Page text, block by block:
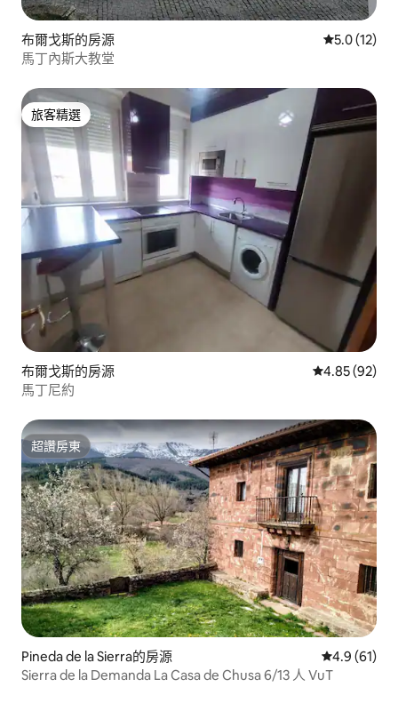
布爾戈斯的房源 從 12 則評
5.0 (12)
馬丁內斯大教堂
旅客精選
旅客精選
布爾戈斯的房源 從 92 則評價
4.85 (92)
馬丁尼約
超讚房東
超讚房東
Pineda de la Sierra的房源 從 61 則評
4.9 (61)
Sierra de la Demanda La Casa de Chusa 6/13 人 VuT